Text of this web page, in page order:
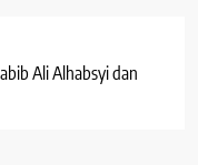
Ali Alhabsyi dan